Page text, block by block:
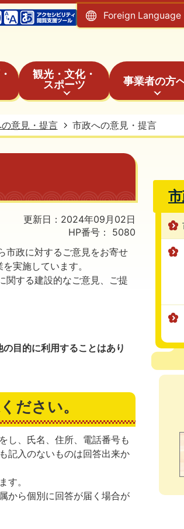
Foreign Language
観光・文化・
スポーツ
事業者の方
意見・提言 市政への意見・提言
更新日：2024年09月02日
HP番号：
5080
市政に対するご意見をお寄せ
実施しています。
関する建設的なご意見、ご提
目的に利用することはあり
ださい。
し、氏名、住所、電話番号も
記入のないものは回答出来か
す。
から個別に回答が届く場合が